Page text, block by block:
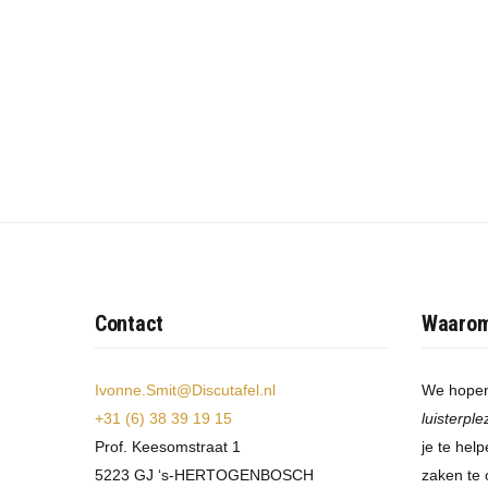
Contact
Ivonne.Smit@Discutafel.nl
+31 (6) 38 39 19 15
Prof. Keesomstraat 1
5223 GJ ‘s-HERTOGENBOSCH
We
je te
zaken te